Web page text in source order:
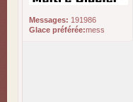
Messages: 191986
Glace préférée:mess